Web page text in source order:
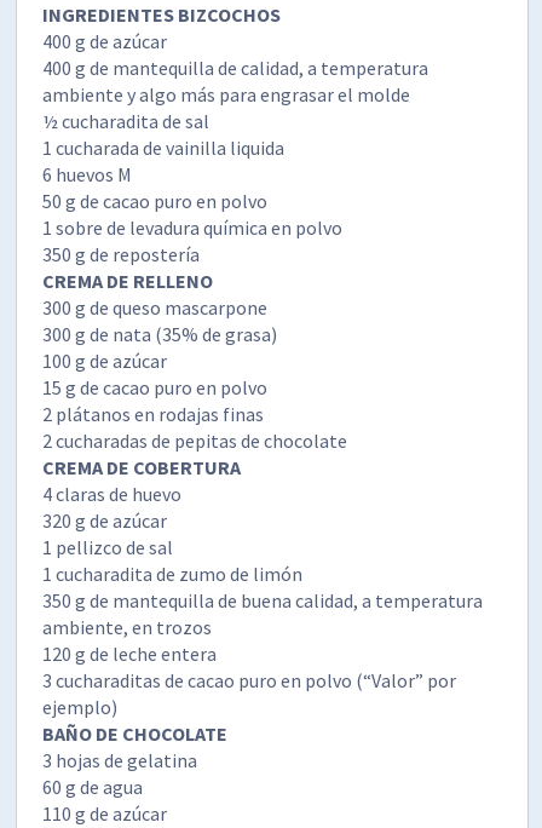
INGREDIENTES BIZCOCHOS
400 g de azúcar
400 g de mantequilla de calidad, a temperatura
ambiente y algo más para engrasar el molde
½ cucharadita de sal
1 cucharada de vainilla liquida
6 huevos M
50 g de cacao puro en polvo
1 sobre de levadura química en polvo
350 g de repostería
CREMA DE RELLENO
300 g de queso mascarpone
300 g de nata (35% de grasa)
100 g de azúcar
15 g de cacao puro en polvo
2 plátanos en rodajas finas
2 cucharadas de pepitas de chocolate
CREMA DE COBERTURA
4 claras de huevo
320 g de azúcar
1 pellizco de sal
1 cucharadita de zumo de limón
350 g de mantequilla de buena calidad, a temperatura
ambiente, en trozos
120 g de leche entera
3 cucharaditas de cacao puro en polvo (“Valor” por
ejemplo)
BAÑO DE CHOCOLATE
3 hojas de gelatina
60 g de agua
110 g de azúcar